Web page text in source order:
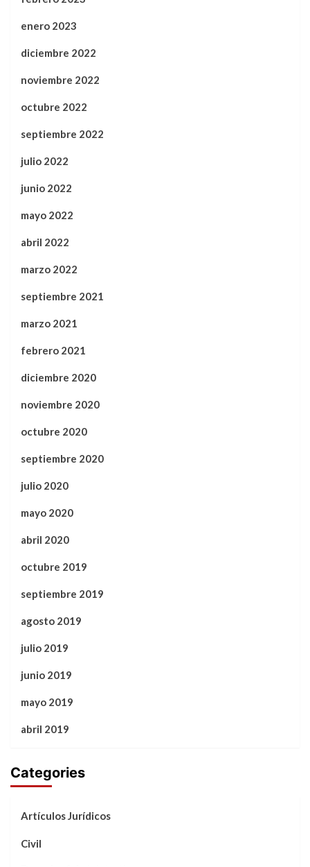
enero 2023
diciembre 2022
noviembre 2022
octubre 2022
septiembre 2022
julio 2022
junio 2022
mayo 2022
abril 2022
marzo 2022
septiembre 2021
marzo 2021
febrero 2021
diciembre 2020
noviembre 2020
octubre 2020
septiembre 2020
julio 2020
mayo 2020
abril 2020
octubre 2019
septiembre 2019
agosto 2019
julio 2019
junio 2019
mayo 2019
abril 2019
Categories
Artículos Jurídicos
Civil